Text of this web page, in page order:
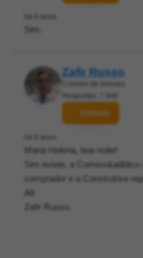
há 6 anos
Sim.
Zafir Russo
Corretor de imóveis
Respostas: 7.840
Contatar
há 6 anos
Maria Helena, boa noite!
Sim existe, a
comprador e a Construtora
Att
Zafir Russo.